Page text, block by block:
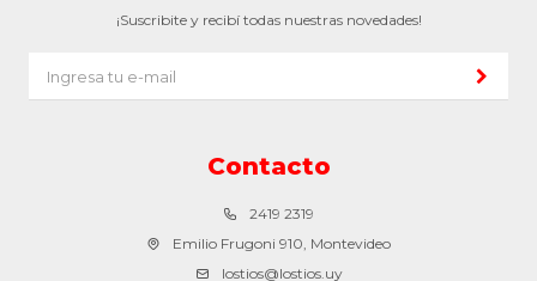
Contacto
2419 2319
Emilio Frugoni 910, Montevideo
lostios@lostios.uy
¡Suscribite y recibí todas nuestras novedades!